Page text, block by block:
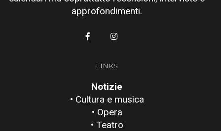
approfondimenti.
LINKS
Notizie
• Cultura e musica
• Opera
• Teatro